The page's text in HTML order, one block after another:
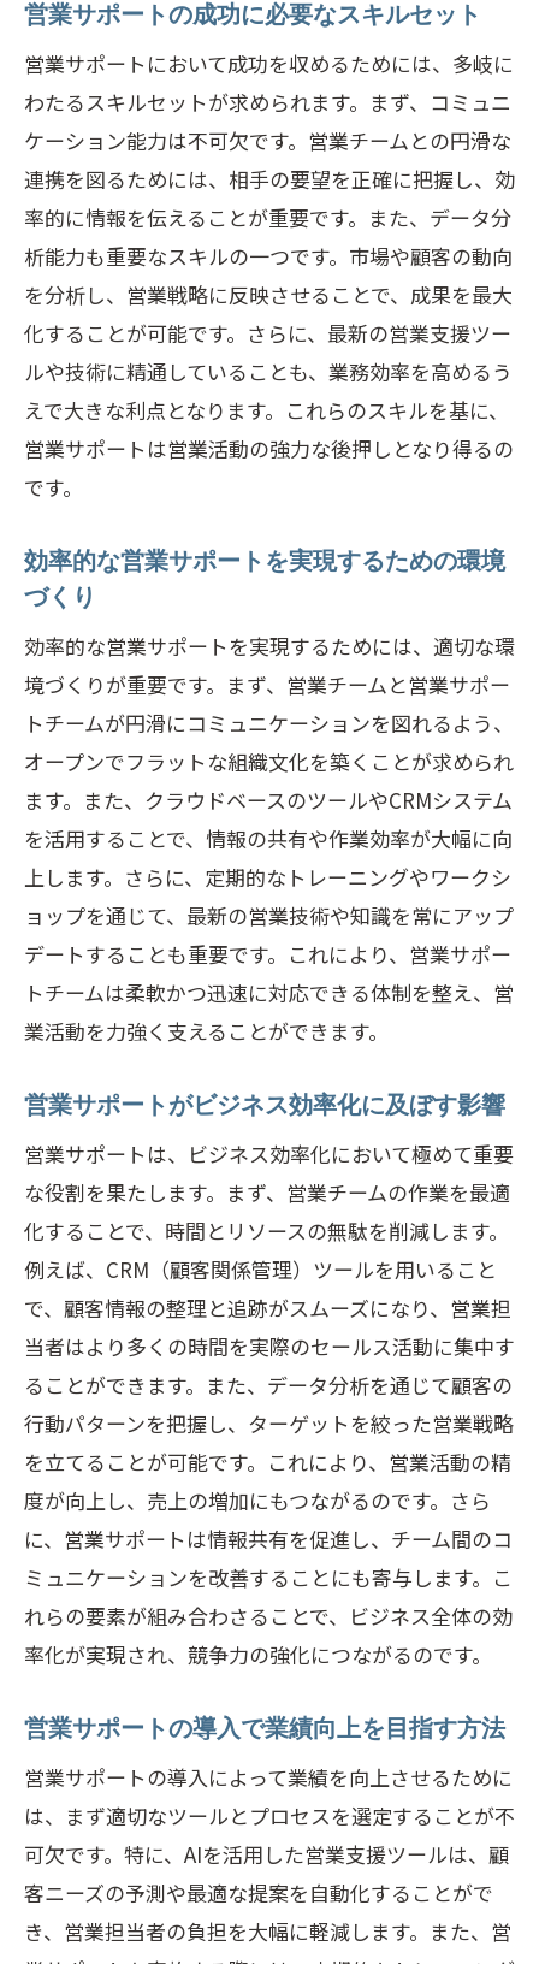
効果的なフィードバックシステムの構築
営業プロセスの見直しによるサポート強
化
戦略的営業サポートで業績を飛躍的に向
上させる
プロが教える営業サポートツールの選び方と
活用法
営業サポートに最適なツールの選定基準
CRMシステムを活用した効率的な営業支
援
営業支援ソフトウェアの導入効果を最大
果
最新営業サポートツールのトレンドと選
び方
成功する営業サポートのためのチームコミュ
ニケーション術
効果的なコミュニケーションが営業サポ
ートに及ぼす影響
チーム全体での情報共有を促進するため
オンラインツールを用いたチーム連携の
強化
題と解決策
営業サポートにおけるフィードバックの
重要性
チームワークを高めるためのコミュニケ
ーション戦略
営業サポートを活用した成果向上の具体的ス
テップ
具体的な営業サポートプランの立案方法
サポート活動の進捗管理と評価手法
顧客満足度を高めるための営業サポート
戦術
プロジェクト管理ツールの活用で効率化
を図る
成果を最大化するためのサポート戦略の
営業サポートがビジネス成果に与える具
体的な影響
営業サポートでよくある課題とその解決策を
探る
営業サポートにおける一般的な課題の発
見
営業サポートの成功に必要なスキルセット
営業サポートにおいて成功を収めるためには、多岐に
わたるスキルセットが求められます。まず、コミュニ
ケーション能力は不可欠です。営業チームとの円滑な
連携を図るためには、相手の要望を正確に把握し、効
率的に情報を伝えることが重要です。また、データ分
析能力も重要なスキルの一つです。市場や顧客の動向
を分析し、営業戦略に反映させることで、成果を最大
化することが可能です。さらに、最新の営業支援ツー
ルや技術に精通していることも、業務効率を高めるう
えで大きな利点となります。これらのスキルを基に、
営業サポートは営業活動の強力な後押しとなり得るの
です。
効率的な営業サポートを実現するための環境
づくり
効率的な営業サポートを実現するためには、適切な環
境づくりが重要です。まず、営業チームと営業サポー
トチームが円滑にコミュニケーションを図れるよう、
オープンでフラットな組織文化を築くことが求められ
ます。また、クラウドベースのツールやCRMシステム
を活用することで、情報の共有や作業効率が大幅に向
上します。さらに、定期的なトレーニングやワークシ
ョップを通じて、最新の営業技術や知識を常にアップ
デートすることも重要です。これにより、営業サポー
トチームは柔軟かつ迅速に対応できる体制を整え、営
業活動を力強く支えることができます。
営業サポートがビジネス効率化に及ぼす影響
営業サポートは、ビジネス効率化において極めて重要
な役割を果たします。まず、営業チームの作業を最適
化することで、時間とリソースの無駄を削減します。
例えば、CRM（顧客関係管理）ツールを用いること
で、顧客情報の整理と追跡がスムーズになり、営業担
当者はより多くの時間を実際のセールス活動に集中す
ることができます。また、データ分析を通じて顧客の
行動パターンを把握し、ターゲットを絞った営業戦略
を立てることが可能です。これにより、営業活動の精
度が向上し、売上の増加にもつながるのです。さら
に、営業サポートは情報共有を促進し、チーム間のコ
ミュニケーションを改善することにも寄与します。こ
れらの要素が組み合わさることで、ビジネス全体の効
率化が実現され、競争力の強化につながるのです。
営業サポートの導入で業績向上を目指す方法
営業サポートの導入によって業績を向上させるために
は、まず適切なツールとプロセスを選定することが不
可欠です。特に、AIを活用した営業支援ツールは、顧
客ニーズの予測や最適な提案を自動化することがで
き、営業担当者の負担を大幅に軽減します。また、営